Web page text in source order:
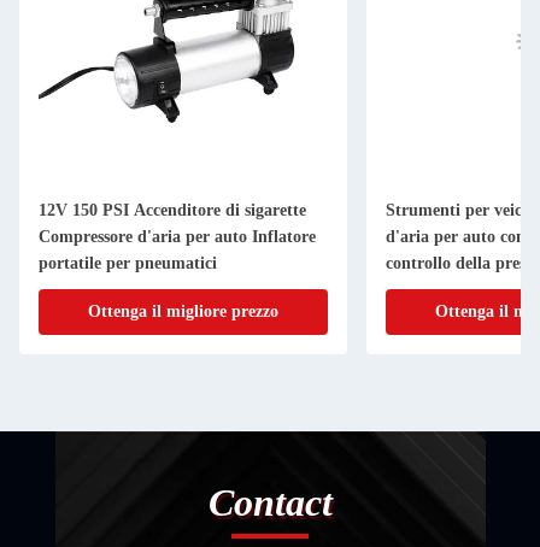
12V 150 PSI Accenditore di sigarette
Compressore d'aria per auto Inflatore
portatile per pneumatici
Ottenga il migliore prezzo
Strumenti per
d'aria per auto con
controllo della
Ottenga il
Contact